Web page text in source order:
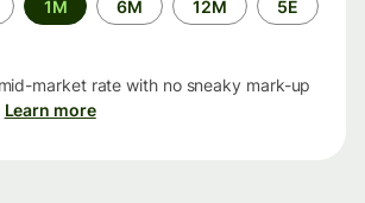
1M 6M 12M 5Ε
market rate with no sneaky mark-up
Learn more